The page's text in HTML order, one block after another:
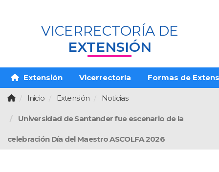
VICERRECTORÍA DE
EXTENSIÓN
Extensión Vicerrectoría Formas de
Inicio Extensión Noticias
Universidad de Santander fue escenario de la
celebración Día del Maestro ASCOLFA 2026